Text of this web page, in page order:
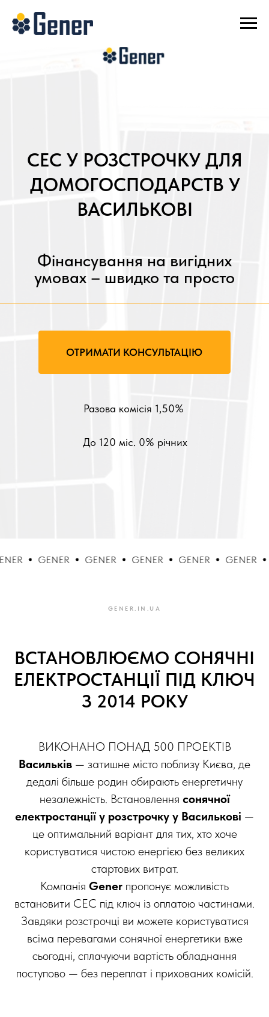
ВАСИЛЬКОВІ
Фінансування на вигідних
умовах – швидко та просто
GENER GENER GENER GENER GENER GENER
GENER.IN.UA
ВСТАНОВЛЮЄМО СОНЯЧНІ
ЕЛЕКТРОСТАНЦІЇ ПІД КЛЮЧ
З 2014 РОКУ
ВИКОНАНО ПОНАД 500 ПРОЕКТІВ
Васильків — затишне місто поблизу Києва, де
дедалі більше родин обирають енергетичну
незалежність. Встановлення сонячної
електростанції у розстрочку у Василькові —
це оптимальний варіант для тих, хто хоче
користуватися чистою енергією без великих
стартових витрат.
Компанія Gener пропонує можливість
встановити СЕС під ключ із оплатою частинами.
Завдяки розстрочці ви можете користуватися
всіма перевагами сонячної енергетики вже
сьогодні, сплачуючи вартість обладнання
поступово — без переплат і прихованих комісій.